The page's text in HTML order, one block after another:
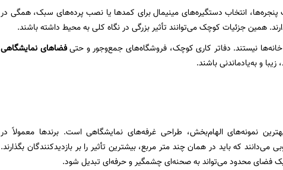
انتخاب دستگیره‌های مینیمال برای کمدها یا نصب پرده‌های سبک، همگی در
همین جزئیات کوچک می‌توانند تأثیر بزرگی در نگاه کلی به محیط داشته باشند.
نیستند. دفاتر کاری کوچک، فروشگاه‌های جمع‌وجور و حتیفضاهای نمایشگاهی
و به‌یادماندنی باشند.
نمونه‌های الهام‌بخش، طراحی غرفه‌های نمایشگاهی است. برندها معمولاً در
که باید در همان چند متر مربع، بیشترین تأثیر را بر بازدیدکنندگان بگذارند.
فضای محدود می‌تواند به صحنه‌ای چشمگیر و حرفه‌ای تبدیل شود.